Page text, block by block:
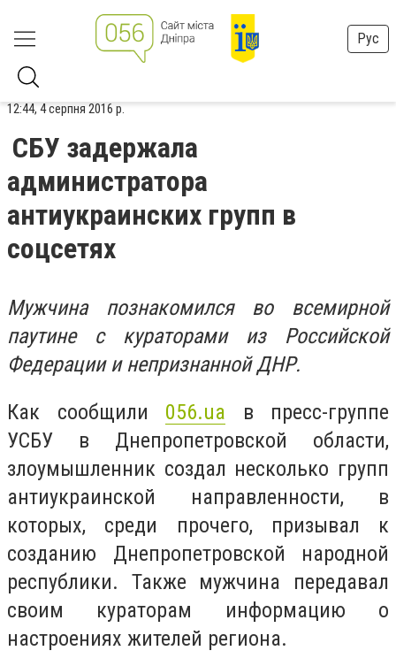
Рус
12:44, 4 серпня 2016 р.
СБУ задержала
администратора
антиукраинских групп в
соцсетях
Мужчина познакомился во всемирной
паутине с кураторами из Российской
Федерации и непризнанной ДНР.
Как сообщили 056.ua в пресс-группе
УСБУ в Днепропетровской области,
злоумышленник создал несколько групп
антиукраинской направленности, в
которых, среди прочего, призывал к
созданию Днепропетровской народной
республики. Также мужчина передавал
своим кураторам информацию о
настроениях жителей региона.